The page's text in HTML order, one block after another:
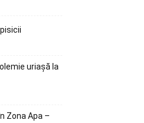
uriașă la
Zona Apa –